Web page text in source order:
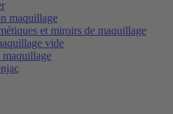
maquillage
et miroirs de maquillage
vide
maquillage